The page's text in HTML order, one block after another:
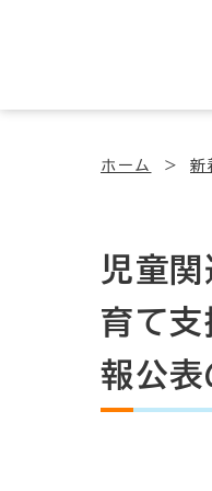
ホーム 新
児童
育て
報公表